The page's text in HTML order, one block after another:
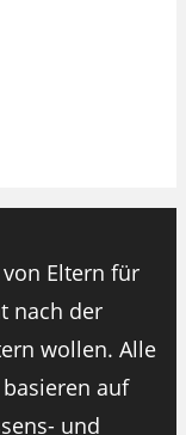
Eltern für
nach der
wollen. Alle
auf
und